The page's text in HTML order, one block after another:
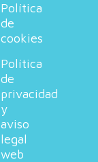
Política
de
cookies
Política
de
privacidad
y
aviso
legal
web